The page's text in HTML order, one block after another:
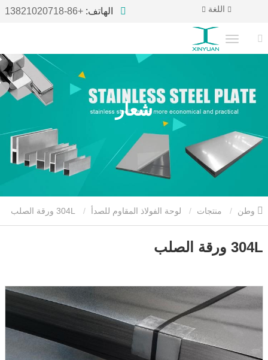
الهاتف: +86-13821020718 اللغة
شعار
منتجات لوحة الفولاذ المقاوم للصدأ
304L ورقة الصلب